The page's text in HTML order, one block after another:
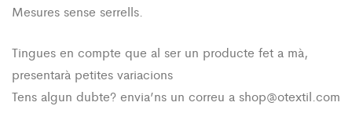
Mesures sense serrells.
Tingues en compte que al ser un producte fet a mà,
presentarà petites variacions
Tens algun dubte? envia’ns un correu a shop@otextil.com